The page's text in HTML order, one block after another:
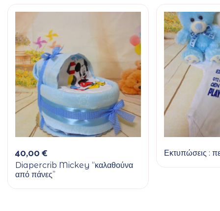
40,00€
Diapercrib Mickey “καλαθούνα
από πάνες”
Εκτυπώσεις :